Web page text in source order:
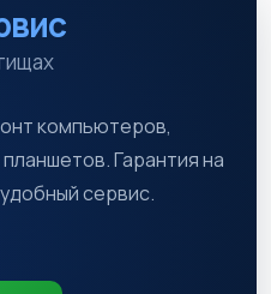
компьютеров,
Гарантия на
сервис.